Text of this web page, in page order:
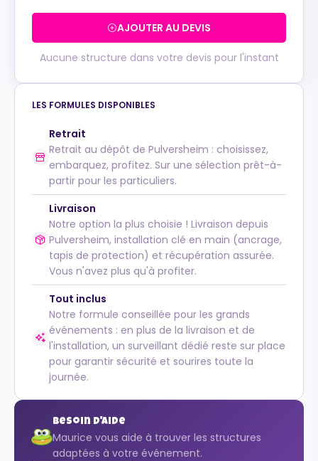
AJOUTER AU DEVIS
Aucune structure dans votre devis pour l'instant
LES FORMULES DISPONIBLES
Retrait
Retrait au dépôt de Pulversheim : choisissez,
embarquez, profitez. Sur une sélection prêt-à-
partir pour les particuliers.
Livraison
Notre option la plus choisie ! Livraison depuis
Pulversheim, installation clé en main (ancrage,
tapis de protection) et récupération assurée.
Vous n'avez plus qu'à profiter.
Tout inclus
Notre formule conseillée pour les grands
événements : en plus de la livraison et de
l'installation, un surveillant dédié reste sur place
pour garantir sécurité et sourires toute la
journée.
Besoin d'aide
Maurice vous aide à trouver les structures
adaptées à votre événement.